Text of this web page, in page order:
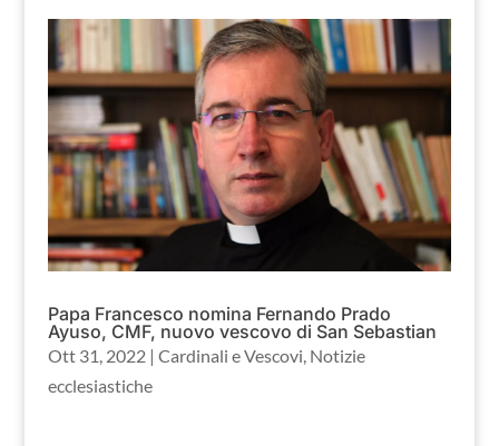
Papa Francesco nomina Fernando Prado
Ayuso, CMF, nuovo vescovo di San Sebastian
Ott 31, 2022| Cardinali e Vescovi, Notizie
ecclesiastiche